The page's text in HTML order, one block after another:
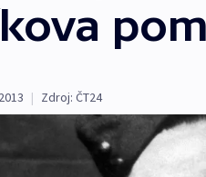
| Zdroj: ČT24